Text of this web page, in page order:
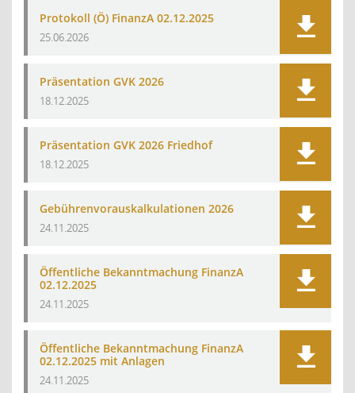
Protokoll (Ö) FinanzA 02.12.2025
25.06.2026
Präsentation GVK 2026
18.12.2025
Präsentation GVK 2026 Friedhof
18.12.2025
Gebührenvorauskalkulationen 2026
24.11.2025
Öffentliche Bekanntmachung FinanzA
02.12.2025
24.11.2025
Öffentliche Bekanntmachung FinanzA
02.12.2025 mit Anlagen
24.11.2025